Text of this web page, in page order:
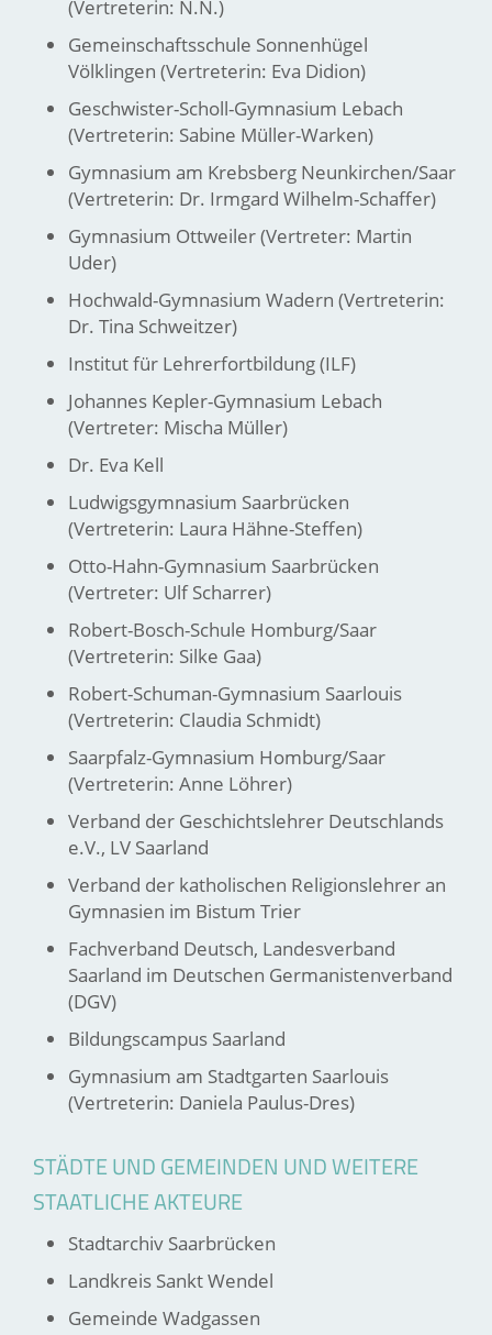
(Vertreterin: N.N.)
Gemeinschaftsschule Sonnenhügel
Völklingen (Vertreterin: Eva Didion)
Geschwister-Scholl-Gymnasium Lebach
(Vertreterin: Sabine Müller-Warken)
Gymnasium am Krebsberg Neunkirchen/Saar
(Vertreterin: Dr. Irmgard Wilhelm-Schaffer)
Gymnasium Ottweiler (Vertreter: Martin
Uder)
Hochwald-Gymnasium Wadern (Vertreterin:
Dr. Tina Schweitzer)
Institut für Lehrerfortbildung (ILF)
Johannes Kepler-Gymnasium Lebach
(Vertreter: Mischa Müller)
Dr. Eva Kell
Ludwigsgymnasium Saarbrücken
(Vertreterin: Laura Hähne-Steffen)
Otto-Hahn-Gymnasium Saarbrücken
(Vertreter: Ulf Scharrer)
Robert-Bosch-Schule Homburg/Saar
(Vertreterin: Silke Gaa)
Robert-Schuman-Gymnasium Saarlouis
(Vertreterin: Claudia Schmidt)
Saarpfalz-Gymnasium Homburg/Saar
(Vertreterin: Anne Löhrer)
Verband der Geschichtslehrer Deutschlands
e.V., LV Saarland
Verband der katholischen Religionslehrer an
Gymnasien im Bistum Trier
Fachverband Deutsch, Landesverband
Saarland im Deutschen Germanistenverband
(DGV)
Bildungscampus Saarland
Gymnasium am Stadtgarten Saarlouis
(Vertreterin: Daniela Paulus-Dres)
STÄDTE UND GEMEINDEN UND WEITERE
STAATLICHE AKTEURE
Stadtarchiv Saarbrücken
Landkreis Sankt Wendel
Gemeinde Wadgassen